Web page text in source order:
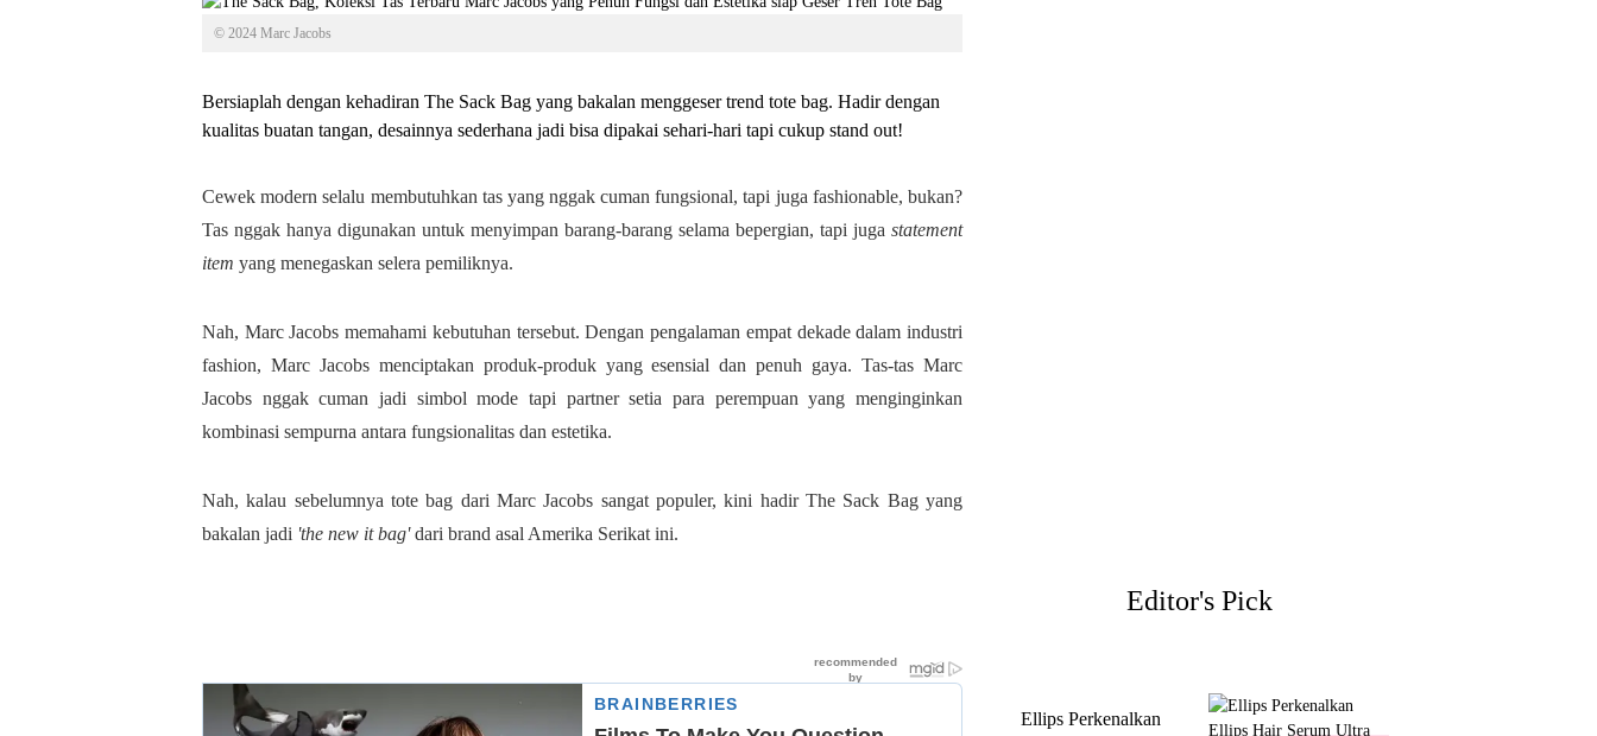
© 2024 Marc Jacobs
Bersiaplah dengan kehadiran The Sack Bag yang bakalan menggeser trend tote bag. Hadir dengan
kualitas buatan tangan, desainnya sederhana jadi bisa dipakai sehari-hari tapi cukup stand out!
Cewek modern selalu membutuhkan tas yang nggak cuman fungsional, tapi juga fashionable, bukan?
Tas nggak hanya digunakan untuk menyimpan barang-barang selama bepergian, tapi juga statement
item yang menegaskan selera pemiliknya.
Nah, Marc Jacobs memahami kebutuhan tersebut. Dengan pengalaman empat dekade dalam industri
fashion, Marc Jacobs menciptakan produk-produk yang esensial dan penuh gaya. Tas-tas Marc
Jacobs nggak cuman jadi simbol mode tapi partner setia para perempuan yang menginginkan
kombinasi sempurna antara fungsionalitas dan estetika.
Nah, kalau sebelumnya tote bag dari Marc Jacobs sangat populer, kini hadir The Sack Bag yang
bakalan jadi 'the new it bag'dari brand asal Amerika Serikat ini.
Editor's Pick
Ellips Perkenalkan